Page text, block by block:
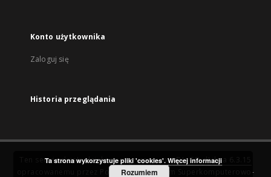
Konto użytkownika
Zaloguj się
Historia przeglądania
Ten serwis działa dzięki oprogramowaniuDInGO dLibra 6.3.15
Poznańskie Centrum Superkomputerowo-
Ta strona wykorzystuje pliki 'cookies'. Więcej informacji
Rozumiem